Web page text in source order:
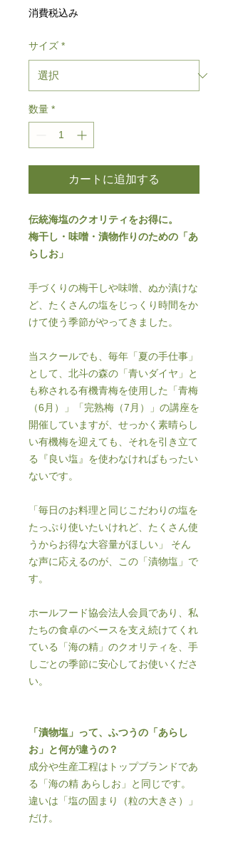
格
消費税込み
サイズ *
数量 *
カートに追加する
伝統海塩のクオリティをお得に。
梅干し・味噌・漬物作りのための「あ
らしお」
手づくりの梅干しや味噌、ぬか漬けな
ど、たくさんの塩をじっくり時間をか
けて使う季節がやってきました。
当スクールでも、毎年「夏の手仕事」
として、北斗の森の「青いダイヤ」と
も称される有機青梅を使用した「青梅
（6月）」「完熟梅（7月）」の講座を
開催していますが、せっかく素晴らし
い有機梅を迎えても、それを引き立て
る『良い塩』を使わなければもったい
ないです。
「毎日のお料理と同じこだわりの塩を
たっぷり使いたいけれど、たくさん使
うからお得な大容量がほしい」 そん
な声に応えるのが、この「漬物塩」で
す。
ホールフード協会法人会員であり、私
たちの食卓のベースを支え続けてくれ
ている「海の精」のクオリティを、手
しごとの季節に安心してお使いくださ
い。
「漬物塩」って、ふつうの「あらし
お」と何が違うの？
成分や生産工程はトップブランドであ
る「海の精 あらしお」と同じです。
違いは「塩の固まり（粒の大きさ）」
だけ。